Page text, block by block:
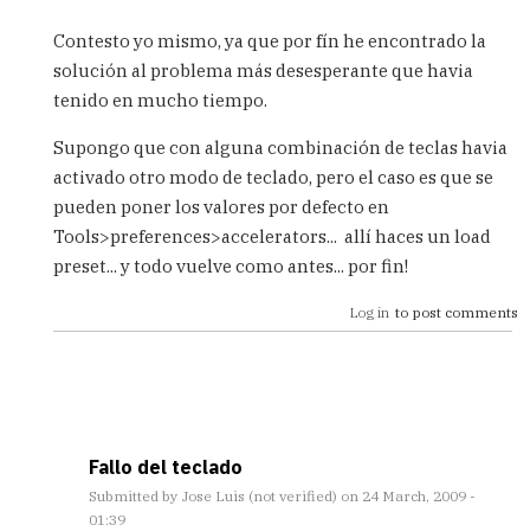
reply
Problemas
al
en
el
worksheet
by
Andreu
Contesto yo mismo, ya que por fín he encontrado la
solución al problema más desesperante que havia
tenido en mucho tiempo.
Supongo que con alguna combinación de teclas havia
activado otro modo de teclado, pero el caso es que se
pueden poner los valores por defecto en
Tools>preferences>accelerators... allí haces un load
preset... y todo vuelve como antes... por fin!
Log in to post comments
Fallo del teclado
Submitted by Jose Luis (not verified) on 24 March, 2009 -
01:39